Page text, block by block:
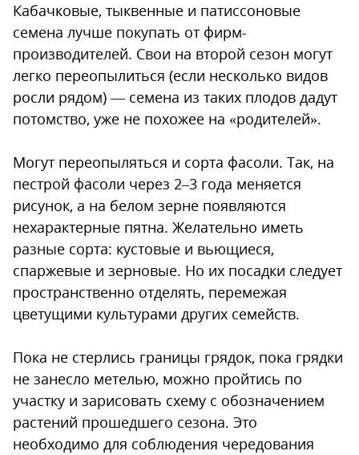
Кабачковые, тыквенные и патиссоновые
семена лучше покупать от фирм-
производителей. Свои на второй сезон могут
легко переопылиться (если несколько видов
росли рядом) — семена из таких плодов дадут
потомство, уже не похожее на «родителей».
Могут переопыляться и сорта фасоли. Так, на
пестрой фасоли через 2–3 года меняется
рисунок, а на белом зерне появляются
нехарактерные пятна. Желательно иметь
разные сорта: кустовые и вьющиеся,
спаржевые и зерновые. Но их посадки следует
пространственно отделять, перемежая
цветущими культурами других семейств.
Пока не стерлись границы грядок, пока грядки
не занесло метелью, можно пройтись по
участку и зарисовать схему с обозначением
растений прошедшего сезона. Это
необходимо для соблюдения чередования